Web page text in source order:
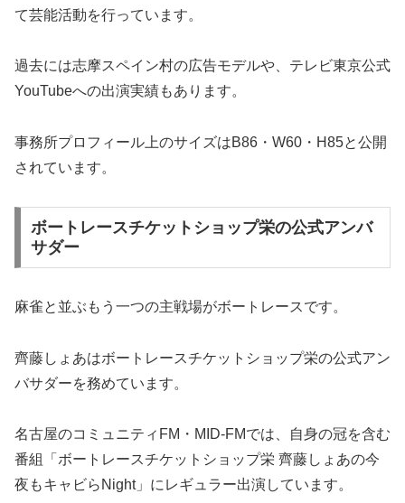
て芸能活動を行っています。
過去には志摩スペイン村の広告モデルや、テレビ東京公式
YouTubeへの出演実績もあります。
事務所プロフィール上のサイズはB86・W60・H85と公開
されています。
ボートレースチケットショップ栄の公式アンバ
サダー
麻雀と並ぶもう一つの主戦場がボートレースです。
齊藤しょあはボートレースチケットショップ栄の公式アン
バサダーを務めています。
名古屋のコミュニティFM・MID-FMでは、自身の冠を含む
番組「ボートレースチケットショップ栄 齊藤しょあの今
夜もキャビらNight」にレギュラー出演しています。